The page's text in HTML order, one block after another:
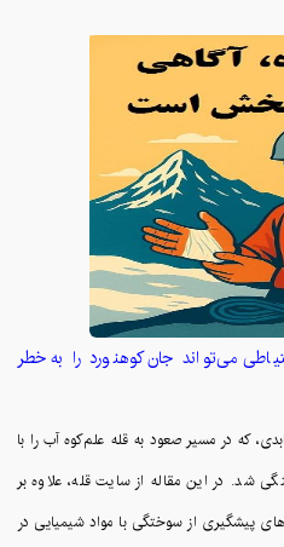
می‌تواند جان کوهنورد را به خطر
که در مسیر صعود به قله علم‌کوه آب را با
شد. در این مقاله از سایت قله، علاوه بر
پیشگیری از سوختگی با مواد شیمیایی در